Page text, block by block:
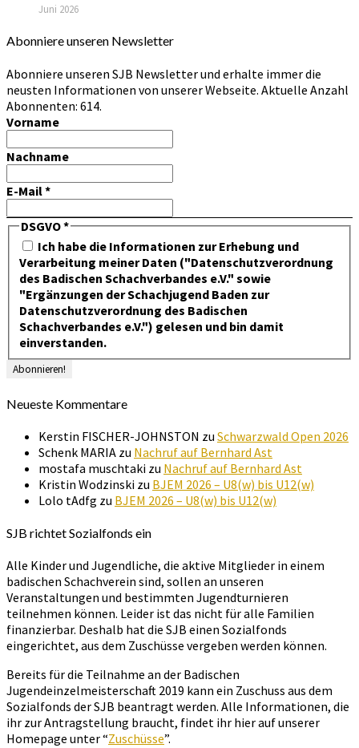
Juni 2026
Abonniere unseren Newsletter
Abonniere unseren SJB Newsletter und erhalte immer die
neusten Informationen von unserer Webseite. Aktuelle Anzahl
Abonnenten: 614.
Vorname
Nachname
E-Mail*
DSGVO*
Ich habe die Informationen zur Erhebung und
Verarbeitung meiner Daten ("Datenschutzverordnung
des Badischen Schachverbandes e.V." sowie
"Ergänzungen der Schachjugend Baden zur
Datenschutzverordnung des Badischen
Schachverbandes e.V.") gelesen und bin damit
einverstanden.
Neueste Kommentare
Kerstin FISCHER-JOHNSTON zu Schwarzwald Open 2026
Schenk MARIA zu Nachruf auf Bernhard Ast
mostafa muschtaki zu Nachruf auf Bernhard Ast
Kristin Wodzinski zu BJEM 2026 – U8(w) bis U12(w)
Lolo tAdfg zu BJEM 2026 – U8(w) bis U12(w)
SJB richtet Sozialfonds ein
Alle Kinder und Jugendliche, die aktive Mitglieder in einem
badischen Schachverein sind, sollen an unseren
Veranstaltungen und bestimmten Jugendturnieren
teilnehmen können. Leider ist das nicht für alle Familien
finanzierbar. Deshalb hat die SJB einen Sozialfonds
eingerichtet, aus dem Zuschüsse vergeben werden können.
Bereits für die Teilnahme an der Badischen
Jugendeinzelmeisterschaft 2019 kann ein Zuschuss aus dem
Sozialfonds der SJB beantragt werden. Alle Informationen, die
ihr zur Antragstellung braucht, findet ihr hier auf unserer
Homepage unter “Zuschüsse”.